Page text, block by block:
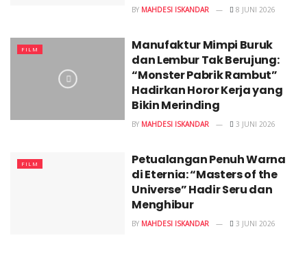
BY MAHDESI ISKANDAR 8 JUNI 2026
FILM
Manufaktur Mimpi Buruk
dan Lembur Tak Berujung:
“Monster Pabrik Rambut”
Hadirkan Horor Kerja yang
Bikin Merinding
BY MAHDESI ISKANDAR 3 JUNI 2026
FILM
Petualangan Penuh Warna
di Eternia: “Masters of the
Universe” Hadir Seru dan
Menghibur
BY MAHDESI ISKANDAR 3 JUNI 2026